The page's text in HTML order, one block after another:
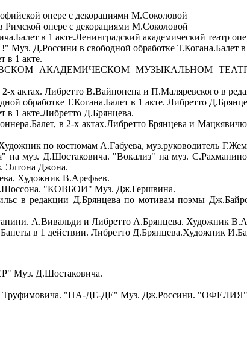
опере с декорациями М.Соколовой
опере с декорациями М.Соколовой
в 1 акте.Ленинградский академический театр
в свободной обработке Т.Когана.Балет в 1
1 акте.
АКАДЕМИЧЕСКОМ МУЗЫКАЛЬНОМ
Либретто В.Вайнонена и П.Маляревского в
обработке Т.Когана.Балет в 1 акте. Либретто
акте.Либретто Д.Брянцева.
в 2-х актах.Либретто Брянцева и
по костюмам А.Габуева, муз.руководитель
муз. Д.Шостаковича. "Вокализ" на муз.
Элтона Джона.
Художник В.Арефьев.
"КОВБОИ" Муз. Дж.Гершвина.
в редакции Д.Брянцева по мотивам поэмы
А.Вивальди и Либретто А.Брянцева. Художник
в 1 действии. Либретто Д.Брянцева.Художник
Муз. Д.Шостаковича.
"ПА-ДЕ-ДЕ" Муз. Дж.Россини.